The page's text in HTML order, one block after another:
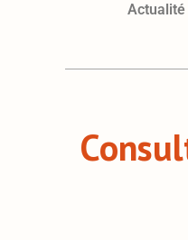
Actualité